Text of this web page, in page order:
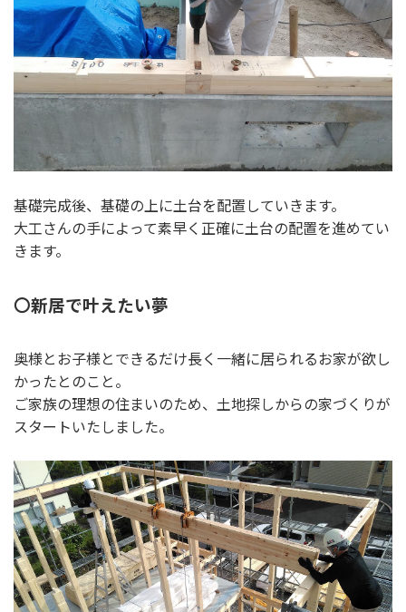
基礎完成後、基礎の上に土台を配置していきます。
大工さんの手によって素早く正確に土台の配置を進めてい
きます。
〇新居で叶えたい夢
奥様とお子様とできるだけ長く一緒に居られるお家が欲し
かったとのこと。
ご家族の理想の住まいのため、土地探しからの家づくりが
スタートいたしました。